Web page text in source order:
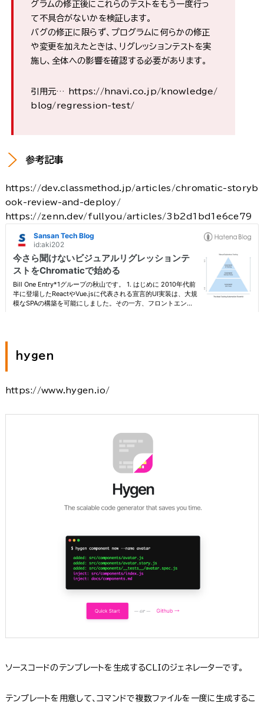
グラムの修正後にこれらのテストをもう一度行っ
て不具合がないかを検証します。
バグの修正に限らず、プログラムに何らかの修正
や変更を加えたときは、リグレッションテストを実
施し、全体への影響を確認する必要があります。
引用元… https://hnavi.co.jp/knowledge/
blog/regression-test/
参考記事
https://dev.classmethod.jp/articles/chromatic-storyb
ook-review-and-deploy/
https://zenn.dev/fullyou/articles/3b2d1bd1e6ce79
hygen
https://www.hygen.io/
ソースコードのテンプレートを生成するCLIのジェネレーターです。
テンプレートを用意して、コマンドで複数ファイルを一度に生成するこ